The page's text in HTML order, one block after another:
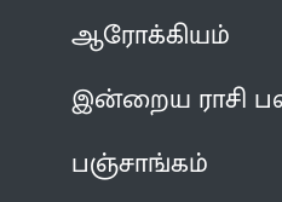
ஆரோக்கியம்
இன்றைய ராசி
பஞ்சாங்கம்